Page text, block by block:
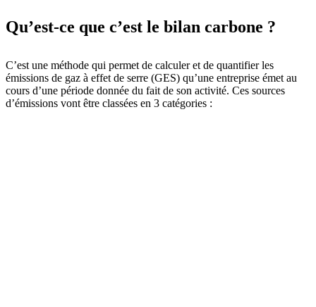
Qu’est-ce que c’est le bilan carbone ?
C’est une méthode qui permet de calculer et de quantifier les
émissions de gaz à effet de serre (GES) qu’une entreprise émet au
cours d’une période donnée du fait de son activité. Ces sources
d’émissions vont être classées en 3 catégories :